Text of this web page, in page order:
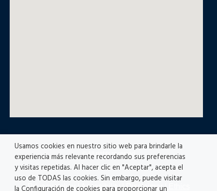
© All rights reserved
Privacy policy |Accesibility|Disclaimer |
Usamos cookies en nuestro sitio web para brindarle la
experiencia más relevante recordando sus preferencias
y visitas repetidas. Al hacer clic en "Aceptar", acepta el
uso de TODAS las cookies. Sin embargo, puede visitar